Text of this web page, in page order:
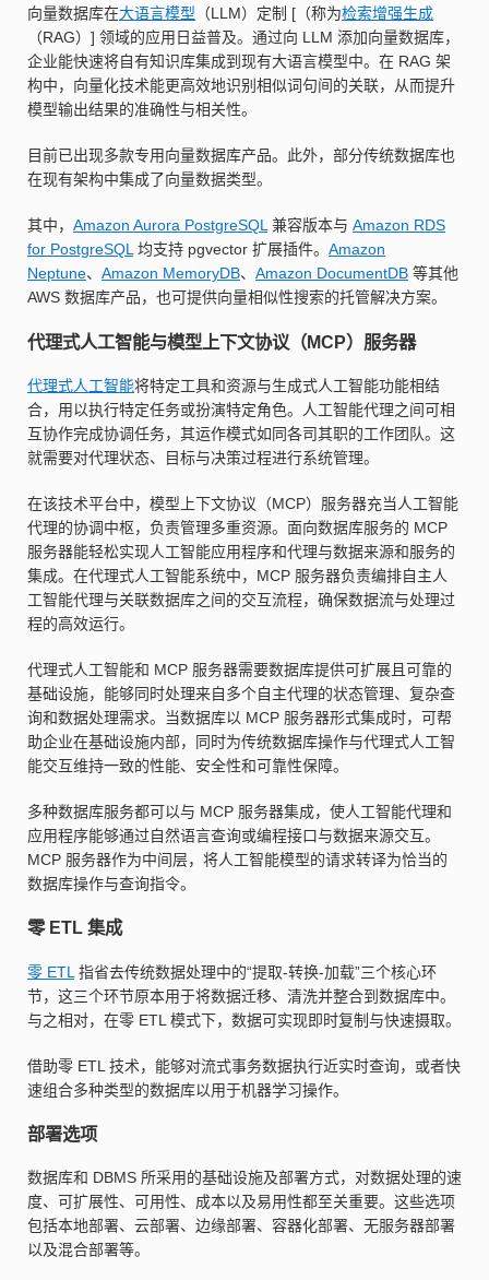
向量数据库在大语言模型 （LLM）定制 [（称为检索增强生成
（RAG）] 领域的应用日益普及。通过向 LLM 添加向量数据库，
企业能快速将自有知识库集成到现有大语言模型中。在 RAG 架
构中，向量化技术能更高效地识别相似词句间的关联，从而提升
模型输出结果的准确性与相关性。
目前已出现多款专用向量数据库产品。此外，部分传统数据库也
在现有架构中集成了向量数据类型。
其中， Amazon Aurora PostgreSQL 兼容版本与 Amazon RDS
for PostgreSQL 均支持 pgvector 扩展插件。 Amazon
Neptune、 Amazon MemoryDB、 Amazon DocumentDB 等其他
AWS 数据库产品，也可提供向量相似性搜索的托管解决方案。
代理式人工智能与模型上下文协议（MCP）服务器
代理式人工智能将特定工具和资源与生成式人工智能功能相结
合，用以执行特定任务或扮演特定角色。人工智能代理之间可相
互协作完成协调任务，其运作模式如同各司其职的工作团队。这
就需要对代理状态、目标与决策过程进行系统管理。
在该技术平台中，模型上下文协议（MCP）服务器充当人工智能
代理的协调中枢，负责管理多重资源。面向数据库服务的 MCP
服务器能轻松实现人工智能应用程序和代理与数据来源和服务的
集成。在代理式人工智能系统中，MCP 服务器负责编排自主人
工智能代理与关联数据库之间的交互流程，确保数据流与处理过
程的高效运行。
代理式人工智能和 MCP 服务器需要数据库提供可扩展且可靠的
基础设施，能够同时处理来自多个自主代理的状态管理、复杂查
询和数据处理需求。当数据库以 MCP 服务器形式集成时，可帮
助企业在基础设施内部，同时为传统数据库操作与代理式人工智
能交互维持一致的性能、安全性和可靠性保障。
多种数据库服务都可以与 MCP 服务器集成，使人工智能代理和
应用程序能够通过自然语言查询或编程接口与数据来源交互。
MCP 服务器作为中间层，将人工智能模型的请求转译为恰当的
数据库操作与查询指令。
零 ETL 集成
零 ETL 指省去传统数据处理中的“提取-转换-加载”三个核心环
节，这三个环节原本用于将数据迁移、清洗并整合到数据库中。
与之相对，在零 ETL 模式下，数据可实现即时复制与快速摄取。
借助零 ETL 技术，能够对流式事务数据执行近实时查询，或者快
速组合多种类型的数据库以用于机器学习操作。
部署选项
数据库和 DBMS 所采用的基础设施及部署方式，对数据处理的速
度、可扩展性、可用性、成本以及易用性都至关重要。这些选项
包括本地部署、云部署、边缘部署、容器化部署、无服务器部署
以及混合部署等。